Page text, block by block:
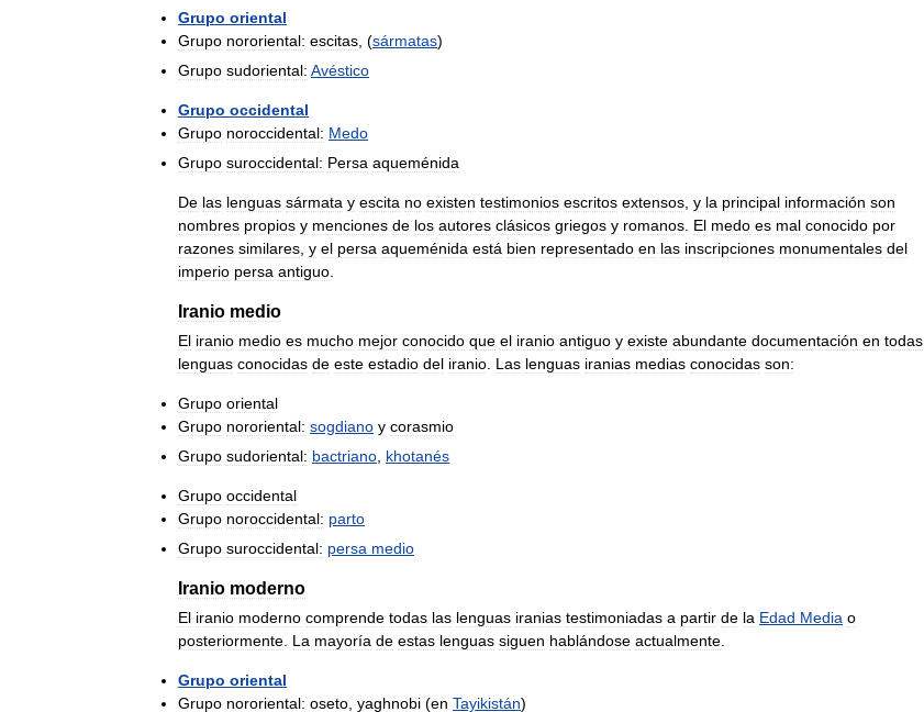
Grupo oriental
Grupo nororiental: escitas , (sármatas)
Grupo sudoriental: Avéstico
Grupo occidental
Grupo noroccidental: Medo
Grupo suroccidental: Persa aqueménida
De las lenguas sármata y escita no existen testimonios escritos extensos y la principal información son
nombres propios y menciones de los autores clásicos griegos y romanos El medo es mal conocido por
razones similares y el persa aqueménida está bien representado en las inscripciones monumentales del
imperio persa antiguo
Iranio medio
El iranio medio es mucho mejor conocido que el iranio antiguo y existe abundante documentación en todas
lenguas conocidas de este estadio del iranio Las lenguas iranias medias conocidas son:
Grupo oriental
Grupo nororiental: sogdiano y corasmio
Grupo sudoriental: bactriano khotanés
Grupo occidental
Grupo noroccidental: parto
Grupo suroccidental: persa medio
Iranio moderno
El iranio moderno comprende todas las lenguas iranias testimoniadas a partir de la Edad Media o
posteriormente La mayoría de estas lenguas siguen hablándose actualmente
Grupo oriental
Grupo nororiental: oseto yaghnobi (en Tayikistán)